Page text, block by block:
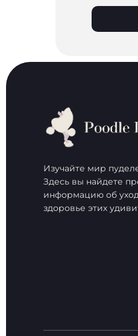
Изучайте мир
Здесь вы найдете
информацию об
здоровье этих